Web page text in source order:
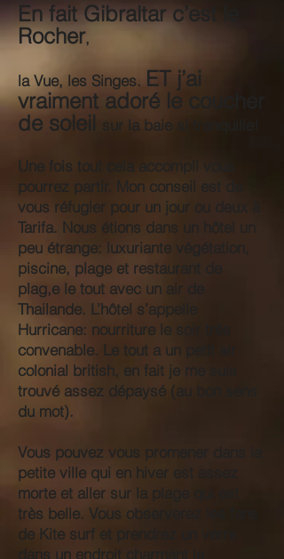
En fait Gibraltar c’est le
Rocher,
la Vue, les Singes. ET j’ai
vraiment adoré le coucher
de soleil sur la baie si tranquille!
Une fois tout cela accompli vous
pourrez partir. Mon conseil est de
vous réfugier pour un jour ou deux à
Tarifa. Nous étions dans un hôtel un
peu étrange: luxuriante végétation,
piscine, plage et restaurant de
plag,e le tout avec un air de
Thailande. L’hôtel s’appelle
Hurricane: nourriture le soir très
convenable. Le tout a un petit air
colonial british, en fait je me suis
trouvé assez dépaysé (au bon sens
du mot).
Vous pouvez vous promener dans la
petite ville qui en hiver est assez
morte et aller sur la plage qui est
très belle. Vous observerez les fans
de Kite surf et prendrez un verre
dans un endroit charmant le